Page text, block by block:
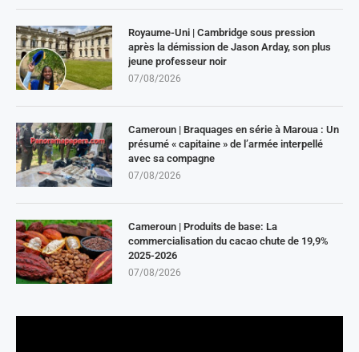
Royaume-Uni | Cambridge sous pression
après la démission de Jason Arday, son plus
jeune professeur noir
07/08/2026
Cameroun | Braquages en série à Maroua : Un
présumé « capitaine » de l’armée interpellé
avec sa compagne
07/08/2026
Cameroun | Produits de base: La
commercialisation du cacao chute de 19,9%
2025-2026
07/08/2026